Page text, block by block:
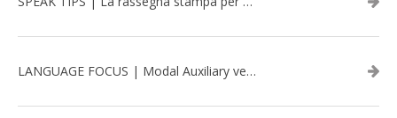
LANGUAGE FOCUS | Modal Auxiliary verbs in the past